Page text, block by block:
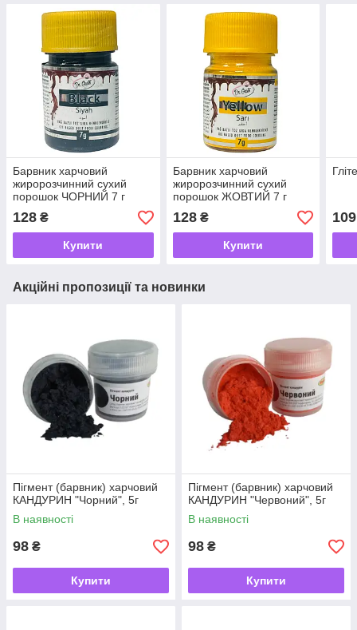
Барвник харчовий
жиророзчинний сухий
порошок ЧОРНИЙ 7 г
Dr.Gusto
128 ₴
Купити
Барвник харчовий
жиророзчинний сухий
порошок ЖОВТИЙ 7 г
Dr.Gusto
128₴
Купити
109
Акційні пропозиції та новинки
Пігмент (барвник) харчовий
КАНДУРИН "Чорний", 5г
В наявності
98 ₴
Купити
Пігмент (барвник) харчовий
КАНДУРИН "Червоний", 5г
В наявності
98 ₴
Купити